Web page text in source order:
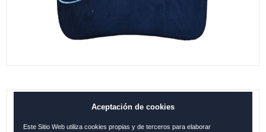
GORRA MADRID PANA AZUL
Aceptación de cookies
Este Sitio Web utiliza cookies propias y de terceros para elaborar